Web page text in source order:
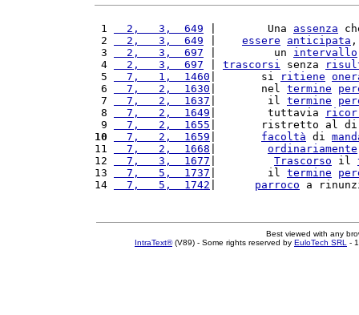
1
  2,   3,  649
|        Una assenza
2
  2,   3,  649
essere anticipata
3
  2,   3,  697
|         un intervallo
4
  2,   3,  697
trascorsi senza
5
  7,   1,  1460
|       si ritiene
6
  7,   2,  1630
|       nel termine
7
  7,   2,  1637
|        il termine
8
  7,   2,  1649
|        tuttavia
9
  7,   2,  1655
|       ristretto al di
10
  7,   2,  1659
facoltà di
11
  7,   2,  1668
ordinariamente
12
  7,   3,  1677
Trascorso il
13
  7,   5,  1737
|        il termine
14
  7,   5,  1742
parroco a
Best viewed with any
IntraText®(V89) - Some rights reserved by EuloTech SRL -